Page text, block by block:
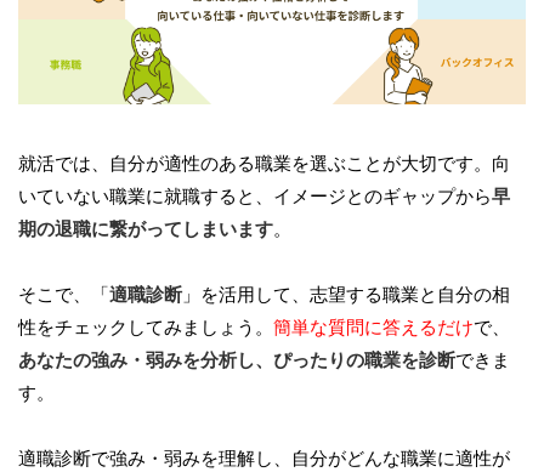
就活では、自分が適性のある職業を選ぶことが大切です。向
いていない職業に就職すると、イメージとのギャップから早
期の退職に繋がってしまいます。
そこで、「適職診断」を活用して、志望する職業と自分の相
性をチェックしてみましょう。 簡単な質問に答えるだけで、
あなたの強み・弱みを分析し、ぴったりの職業を診断できま
す。
適職診断で強み・弱みを理解し、自分がどんな職業に適性が